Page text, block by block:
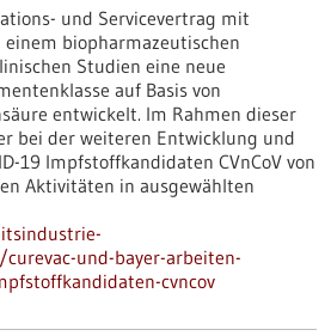
und Servicevertrag mit
biopharmazeutischen
Studien eine neue
auf Basis von
entwickelt. Im Rahmen dieser
bei der weiteren Entwicklung und
19 Impfstoffkandidaten CVnCoV von
Aktivitäten in ausgewählten
und-bayer-arbeiten-
cvncov